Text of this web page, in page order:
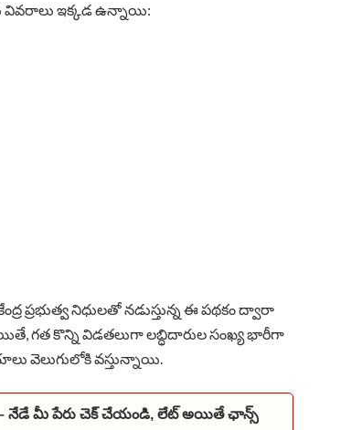
వివరాలు ఇక్కడ ఉన్నాయి:
ప్రభుత్వ నిధులతో నడుస్తున్న ఈ పథకం ద్వారా
గత కొన్ని విడతలుగా లబ్ధిదారుల సంఖ్య భారీగా
వెలుగులోకి వస్తున్నాయి.
– నేడే మీ పేరు చెక్ చేయండి, లేట్ అయితే ఛాన్స్